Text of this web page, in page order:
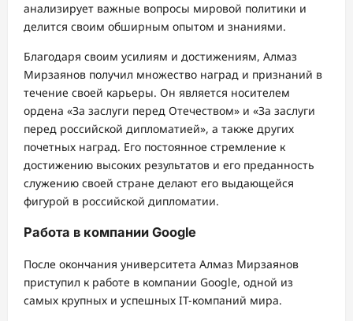
анализирует важные вопросы мировой политики и
делится своим обширным опытом и знаниями.
Благодаря своим усилиям и достижениям, Алмаз
Мирзаянов получил множество наград и признаний в
течение своей карьеры. Он является носителем
ордена «За заслуги перед Отечеством» и «За заслуги
перед российской дипломатией», а также других
почетных наград. Его постоянное стремление к
достижению высоких результатов и его преданность
служению своей стране делают его выдающейся
фигурой в российской дипломатии.
Работа в компании Google
После окончания университета Алмаз Мирзаянов
приступил к работе в компании Google, одной из
самых крупных и успешных IT-компаний мира.